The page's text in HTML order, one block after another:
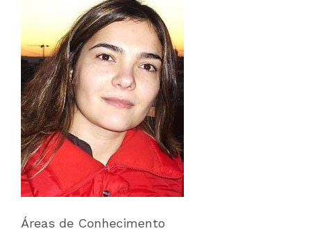
Áreas de Conhecimento